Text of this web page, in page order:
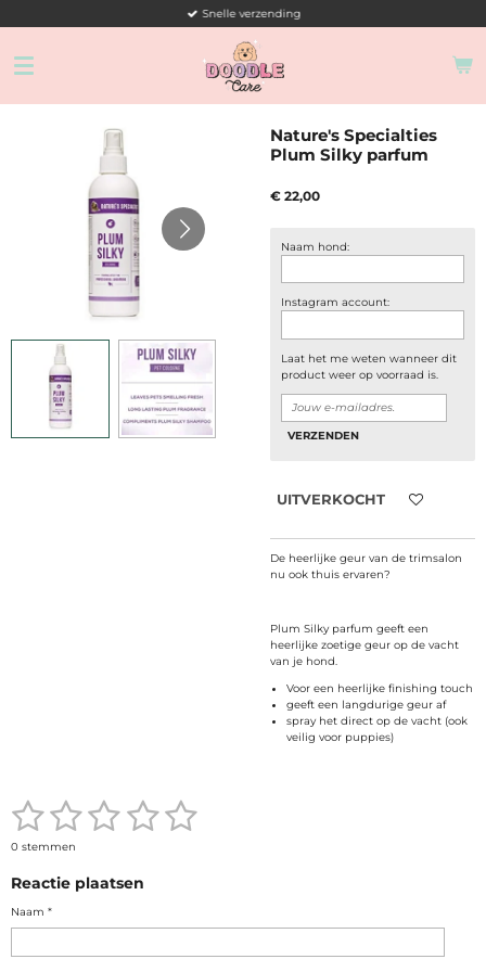
de
Snelle verzending
Nature's Specialties
Plum Silky parfum
€ 22,00
Naam hond:
Instagram account:
Laat het me weten wanneer dit
product weer op voorraad is.
VERZENDEN
UITVERKOCHT
De heerlijke geur van de trimsalon
nu ook thuis ervaren?
Plum Silky parfum geeft een
heerlijke zoetige geur op de vacht
van je hond.
Voor een heerlijke finishing touch
geeft een langdurige geur af
spray het direct op de vacht (ook
veilig voor puppies)
g
t
1
s
t
e
r
2
s
t
e
r
3
t
e
r
4
t
e
r
5
e
r
0 stemmen
Reactie plaatsen
Naam *